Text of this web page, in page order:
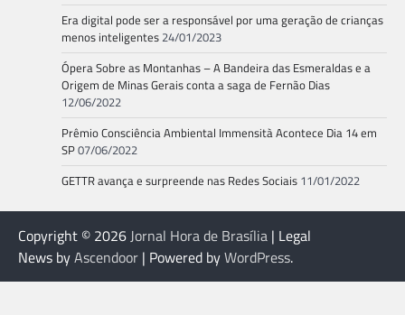
Era digital pode ser a responsável por uma geração de crianças
menos inteligentes 24/01/2023
Ópera Sobre as Montanhas – A Bandeira das Esmeraldas e a
Origem de Minas Gerais conta a saga de Fernão Dias
12/06/2022
Prêmio Consciência Ambiental Immensità Acontece Dia 14 em
SP07/06/2022
GETTR avança e surpreende nas Redes Sociais 11/01/2022
Copyright © 2026Jornal Hora de Brasília | Legal
News byAscendoor | Powered byWordPress.